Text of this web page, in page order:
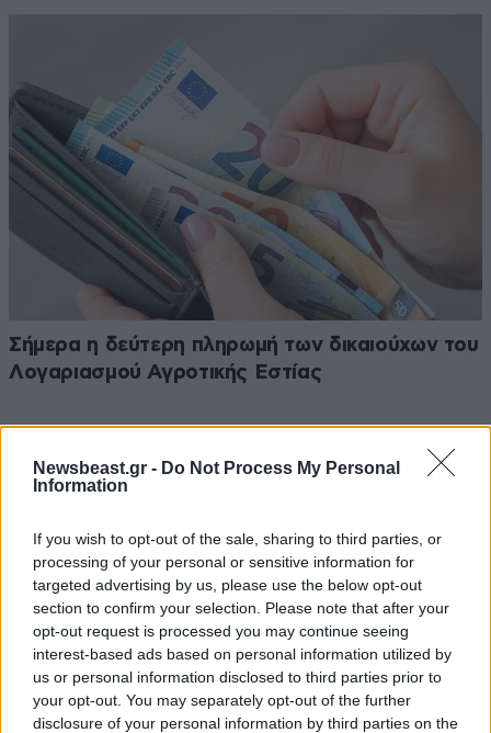
Newsbeast.gr - Do Not Process My Personal
Information
If you wish to opt-out of the sale, sharing to third parties, or
processing of your personal or sensitive information for
targeted advertising by us, please use the below opt-out
section to confirm your selection. Please note that after your
opt-out request is processed you may continue seeing
interest-based ads based on personal information utilized by
us or personal information disclosed to third parties prior to
your opt-out. You may separately opt-out of the further
disclosure of your personal information by third parties on the
Σήμερα η δεύτερη πληρωμή των δικαιούχων του
Λογαριασμού Αγροτικής Εστίας